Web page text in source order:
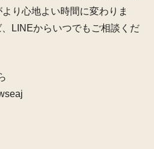
り心地よい時間に変わりま
LINEからいつでもご相談くだ